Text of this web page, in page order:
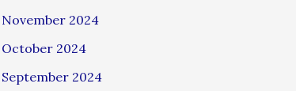
November 2024
October 2024
September 2024